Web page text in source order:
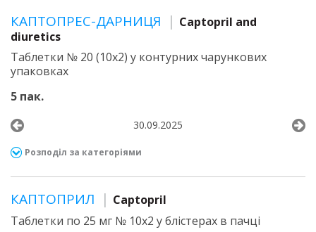
КАПТОПРЕС-ДАРНИЦЯ
Captopril and
diuretics
Таблетки № 20 (10х2) у контурних чарункових
упаковках
5 пак.
30.09.2025
Розподіл за категоріями
КАПТОПРИЛ
Captopril
Таблетки по 25 мг № 10х2 у блістерах в пачці